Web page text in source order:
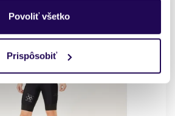
Povoliť všetko
Prispôsobiť